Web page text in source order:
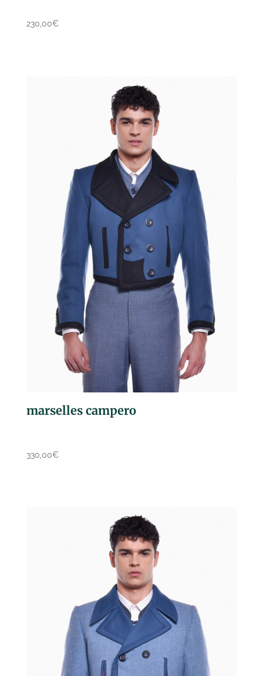
230,00€
marselles campero
330,00€